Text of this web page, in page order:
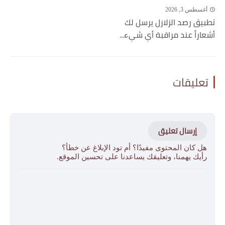
أغسطس 3, 2026
تطبيق رصد الزلازل يرسل لك
أشعاراً عند مراقبة أي شيء...
تعليقات
إرسال تعليق
هل كان المحتوى مفيدًا؟ أم تود الإبلاغ عن خطأ؟
رأيك يهمنا، وتعليقك يساعدنا على تحسين الموقع.